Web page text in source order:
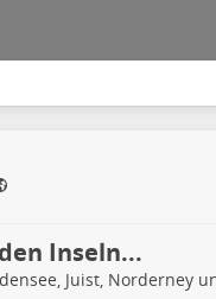
Inseln...
Juist, Norderney